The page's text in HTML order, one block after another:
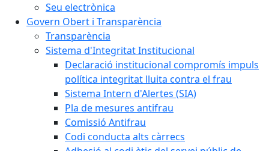
Seu electrònica
Govern Obert i Transparència
Transparència
Sistema d'Integritat Institucional
Declaració institucional compromís impuls
política integritat lluita contra el frau
Sistema Intern d'Alertes (SIA)
Pla de mesures antifrau
Comissió Antifrau
Codi conducta alts càrrecs